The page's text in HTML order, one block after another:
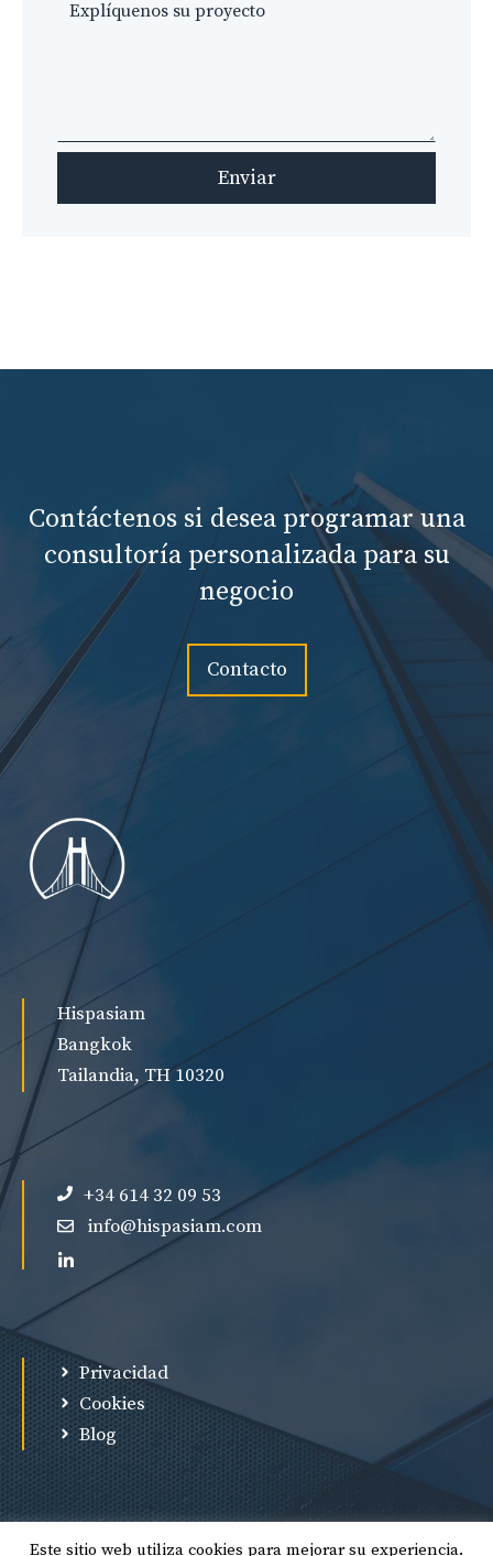
Enviar
Contáctenos si desea programar una
consultoría personalizada para su
negocio
Contacto
Hispasiam
Bangkok
Tailandia, TH 10320
+34 614 32 09 53
info@hispasiam.com
Privacidad
Cookies
Blog
Este sitio web utiliza cookies para mejorar su experiencia.